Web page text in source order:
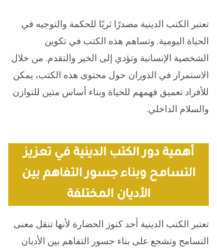
تعتبر الكتب الدينية مصدرًا ثريًا للحكمة والتوجيه في
الحياة اليومية. وتساهم هذه الكتب في تكوين
الشخصية الإنسانية وتؤدي إلى الخير والتقدم. من خلال
الاستمرار في الدوران حول محتوى هذه الكتب، يمكن
للأفراد تعميق فهمهم للحياة وبناء أساس متين للتوازن
والسلام الداخلي.
أهمية دور الكتب الدينية في تعزيز
التسامح وبناء جسور التفاهم بين
الأديان المختلفة
تعتبر الكتب الدينية أحد كنوز الحضارة لأنها تنقل معنى
التسامح وتشجع على بناء جسور التفاهم بين الأديان